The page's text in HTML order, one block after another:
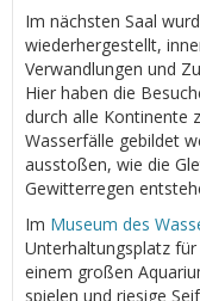
Im nächsten Saal
wiederhergestellt,
Verwandlungen und
Hier haben die
durch alle Kontinente
Wasserfälle gebildet
ausstoßen, wie die
Gewitterregen
Im Museum des
Unterhaltungsplatz
einem großen
spielen und riesige